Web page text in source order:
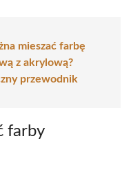
mieszać farbę
z akrylową?
przewodnik
farby